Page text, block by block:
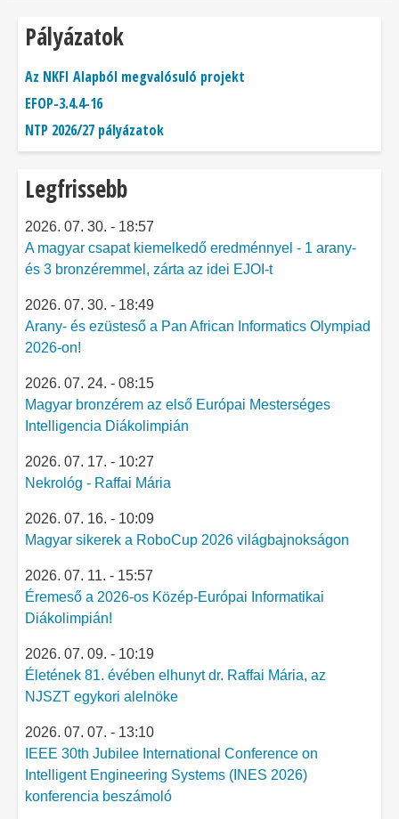
Pályázatok
Az NKFI Alapból megvalósuló projekt
EFOP-3.4.4-16
NTP 2026/27 pályázatok
Legfrissebb
2026. 07. 30. - 18:57
A magyar csapat kiemelkedő eredménnyel - 1 arany-
és 3 bronzéremmel, zárta az idei EJOI-t
2026. 07. 30. - 18:49
Arany- és ezüsteső a Pan African Informatics Olympiad
2026-on!
2026. 07. 24. - 08:15
Magyar bronzérem az első Európai Mesterséges
Intelligencia Diákolimpián
2026. 07. 17. - 10:27
Nekrológ - Raffai Mária
2026. 07. 16. - 10:09
Magyar sikerek a RoboCup 2026 világbajnokságon
2026. 07. 11. - 15:57
Éremeső a 2026-os Közép-Európai Informatikai
Diákolimpián!
2026. 07. 09. - 10:19
Életének 81. évében elhunyt dr. Raffai Mária, az
NJSZT egykori alelnöke
2026. 07. 07. - 13:10
IEEE 30th Jubilee International Conference on
Intelligent Engineering Systems (INES 2026)
konferencia beszámoló